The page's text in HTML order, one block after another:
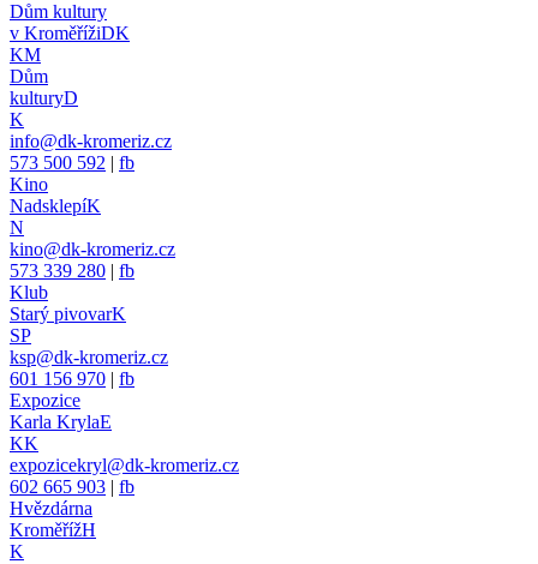
Dům kultury
v KroměřížiDK
KM
Dům
kulturyD
K
info@dk-kromeriz.cz
573 500 592 | fb
Kino
NadsklepíK
N
kino@dk-kromeriz.cz
573 339 280 | fb
Klub
Starý pivovarK
SP
ksp@dk-kromeriz.cz
601 156 970 | fb
Expozice
Karla KrylaE
KK
expozicekryl@dk-kromeriz.cz
602 665 903 | fb
Hvězdárna
KroměřížH
K